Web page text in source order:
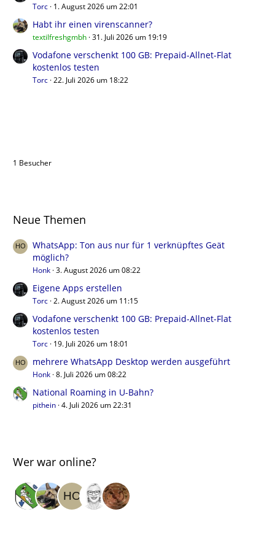
Torc 1. August 2026 um 22:01
Habt ihr einen virenscanner?
textilfreshgmbh 31. Juli 2026 um 19:19
Vodafone verschenkt 100 GB: Prepaid-Allnet-Flat
kostenlos testen
Torc 22. Juli 2026 um 18:22
1 Besucher
Neue Themen
WhatsApp: Ton aus nur für 1 verknüpftes Geät
möglich?
Honk 3. August 2026 um 08:22
Eigene Apps erstellen
Torc 2. August 2026 um 11:15
Vodafone verschenkt 100 GB: Prepaid-Allnet-Flat
kostenlos testen
Torc 19. Juli 2026 um 18:01
mehrere WhatsApp Desktop werden ausgeführt
Honk 8. Juli 2026 um 08:22
National Roaming in U-Bahn?
pithein 4. Juli 2026 um 22:31
Wer war online?